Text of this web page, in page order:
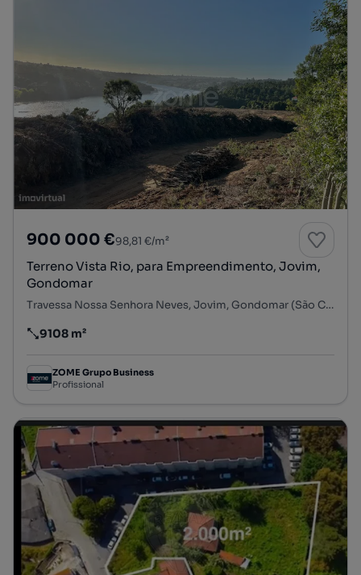
900 000 €98,81 €/m²
Terreno Vista Rio, para Empreendimento, Jovim,
Gondomar
Travessa Nossa Senhora Neves, Jovim, Gondomar (São Cosme), Valbom e Jovim, Gondomar, Porto
Preço por metro quadrado
9108 m²
ZOME Grupo Business
Profissional